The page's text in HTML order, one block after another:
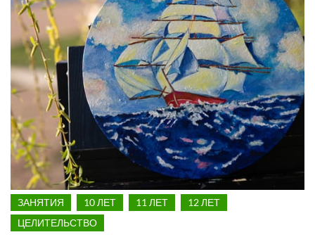
ЗАНЯТИЯ 10 ЛЕТ 11 ЛЕТ
12 ЛЕТ
ЦЕЛИТЕЛЬСТВО